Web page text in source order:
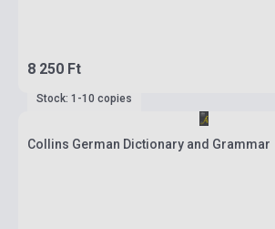
8 250 Ft
Stock: 1-10 copies
Collins German Dictionary and Grammar